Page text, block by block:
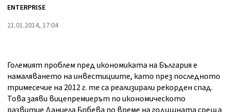
ENTERPRISE
21.01.2014, 17:04
Големият проблем пред икономиката на България е
намаляването на инвестициите, като през последното
тримесечие на 2012 г. те са реализирали рекорден спад.
Това заяви вицепремиерът по икономическото